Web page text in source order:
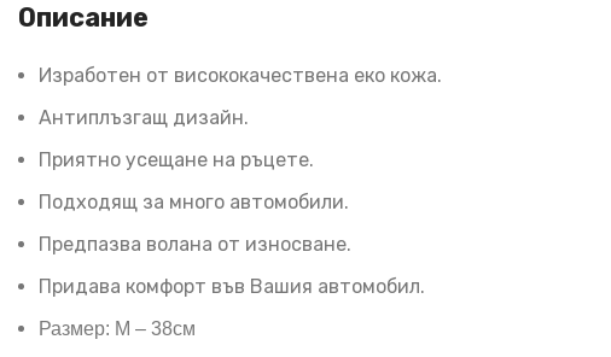
Описание
Изработен от висококачествена еко кожа.
Антиплъзгащ дизайн.
Приятно усещане на ръцете.
Подходящ за много автомобили.
Предпазва волана от износване.
Придава комфорт във Вашия автомобил.
Размер: M – 38см